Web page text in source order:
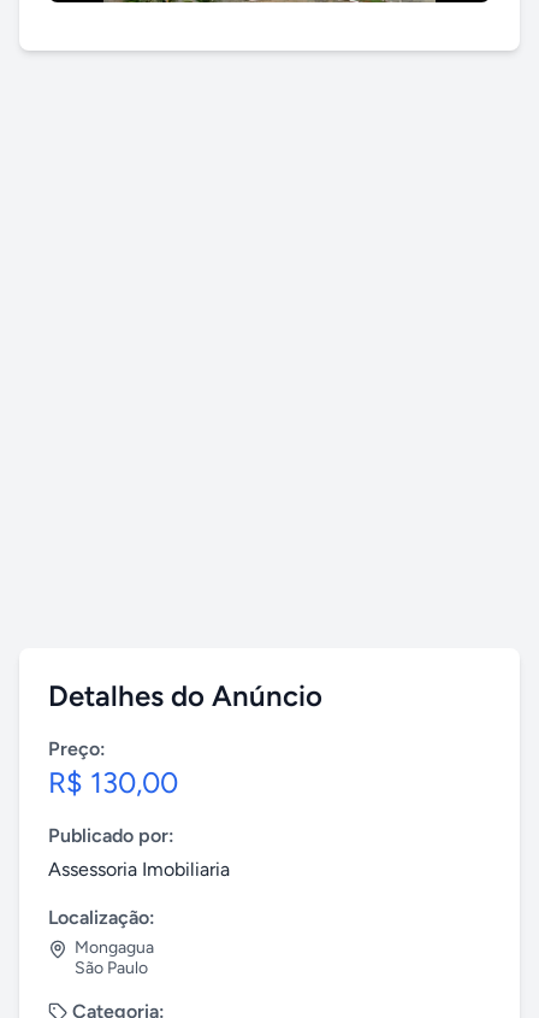
Detalhes do Anúncio
Preço:
R$ 130,00
Publicado por:
Assessoria Imobiliaria
Localização:
Mongagua
São Paulo
Categoria: